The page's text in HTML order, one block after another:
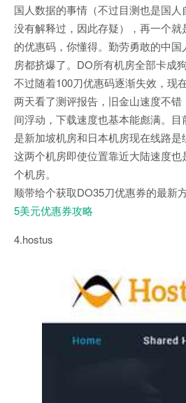
国人数据的事情（不过目测也是国
没有解释过，因此存疑），再一个
的优惠码，你懂得。勤劳勇敢的中
房都挤爆了。DO所有机房全部卡成狗
不过随着100刀优惠码逐渐失效，现
两天看了测评报告，旧金山速度不错
间浮动，下载速度也基本能彪满。
是新加坡机房和日本机房现在线路
这两个机房即使位置靠近大陆速度
个机房。
顺带给个获取DO35刀优惠券的最新
5美元优惠券攻略
4.hostus